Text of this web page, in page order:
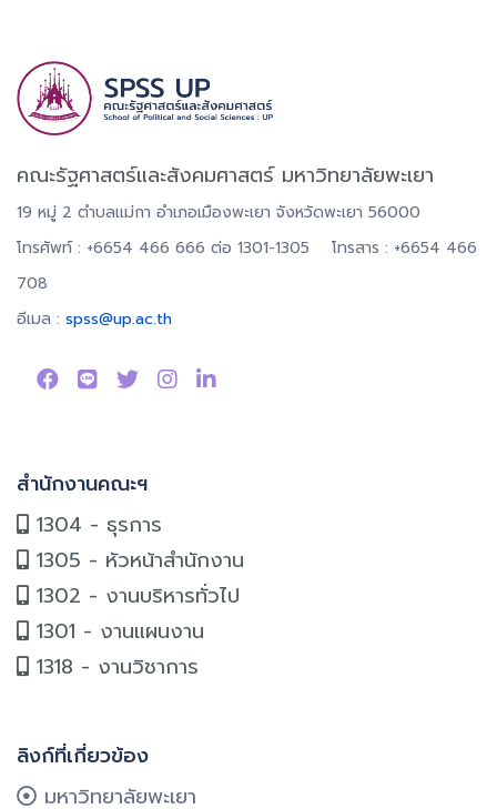
คณะรัฐศาสตร์และสังคมศาสตร์ มหาวิทยาลัยพะเยา
19 หมู่ 2 ตำบลแม่กา อำเภอเมืองพะเยา จังหวัดพะเยา 56000
โทรศัพท์ : +6654 466 666 ต่อ 1301-1305 โทรสาร : +6654 466
708
อีเมล : spss@up.ac.th
สำนักงานคณะฯ
1304 - ธุรการ
1305 - หัวหน้าสำนักงาน
1302 - งานบริหารทั่วไป
1301 - งานแผนงาน
1318 - งานวิชาการ
ลิงก์ที่เกี่ยวข้อง
มหาวิทยาลัยพะเยา